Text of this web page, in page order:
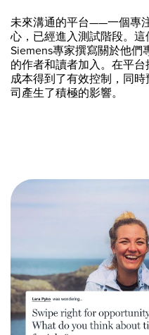
未來溝通的平台——一個專
心，已經進入測試階段。
Siemens專家撰寫關於他
的作者和讀者加入。在平
成本得到了有效控制，同
司產生了積極的影響。